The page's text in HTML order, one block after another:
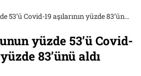
Dünya nüfusunun yüzde 53’ü Covid-19 aşılarının yüzde 83’ünü aldı
yüzde 53’ü Covid-
83’ünü aldı